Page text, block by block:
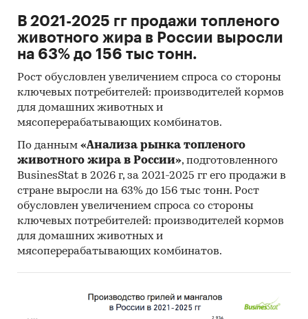
В 2021-2025 гг продажи топленого
животного жира в России выросли
на 63% до 156 тыс тонн.
Рост обусловлен увеличением спроса со стороны
ключевых потребителей: производителей кормов
для домашних животных и
мясоперерабатывающих комбинатов.
По данным «Анализа рынка топленого
животного жира в России», подготовленного
BusinesStat в 2026 г, за 2021-2025 гг его продажи в
стране выросли на 63% до 156 тыс тонн. Рост
обусловлен увеличением спроса со стороны
ключевых потребителей: производителей кормов
для домашних животных и
мясоперерабатывающих комбинатов.